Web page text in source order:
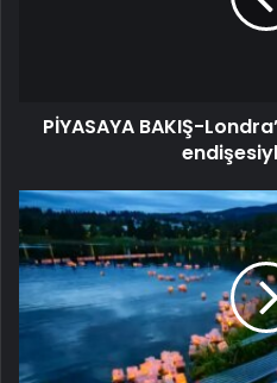
PİYASAYA BAKIŞ-